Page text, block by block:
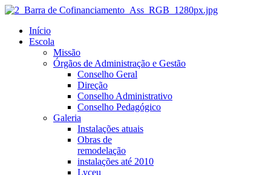
Início
Escola
Missão
Órgãos de Administração e Gestão
Conselho Geral
Direção
Conselho Administrativo
Conselho Pedagógico
Galeria
Instalações atuais
Obras de
remodelação
instalações até 2010
Lyceu